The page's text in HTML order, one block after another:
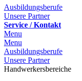
Ausbildungsberufe
Unsere Partner
Service / Kontakt
Menu
Menu
Ausbildungsberufe
Unsere Partner
Handwerkersbereiche